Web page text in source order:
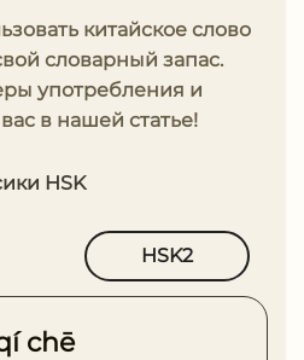
китайское слово
словарный запас.
употребления и
в нашей статье!
HSK
HSK2
chē